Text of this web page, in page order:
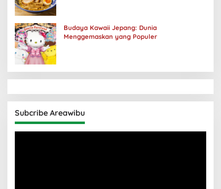
Budaya Kawaii Jepang: Dunia
Menggemaskan yang Populer
Subcribe Areawibu